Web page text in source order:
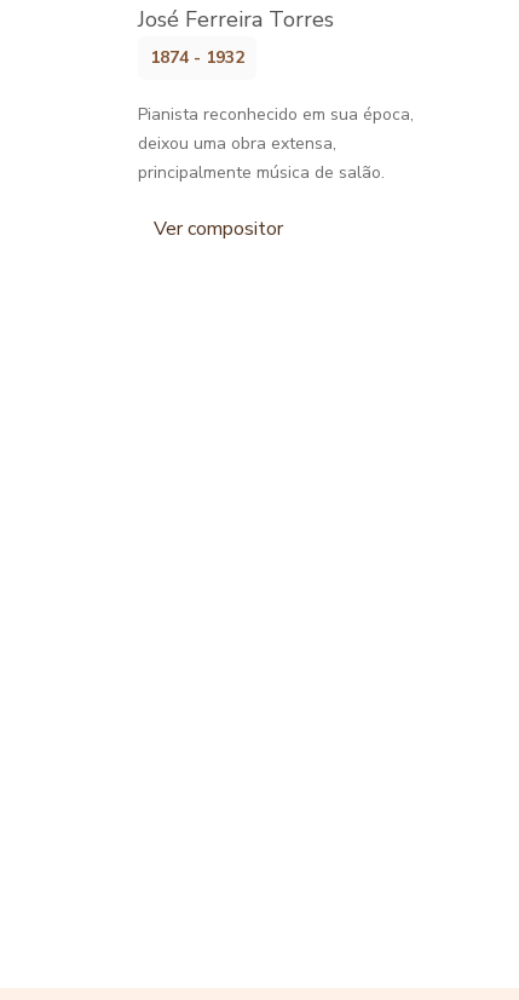
José Ferreira Torres
1874 - 1932
Pianista reconhecido em sua época,
deixou uma obra extensa,
principalmente música de salão.
Ver compositor